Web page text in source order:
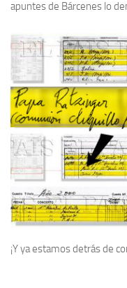
apuntes de Bárcenes lo
¡Y ya estamos detrás de